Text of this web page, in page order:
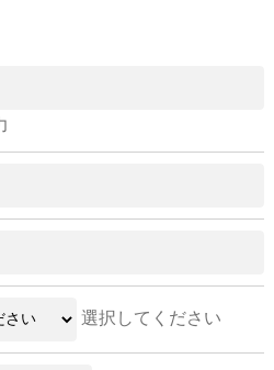
選択してください